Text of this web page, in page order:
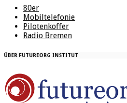
80er
Mobiltelefonie
Pilotenkoffer
Radio Bremen
ÜBER FUTUREORG INSTITUT